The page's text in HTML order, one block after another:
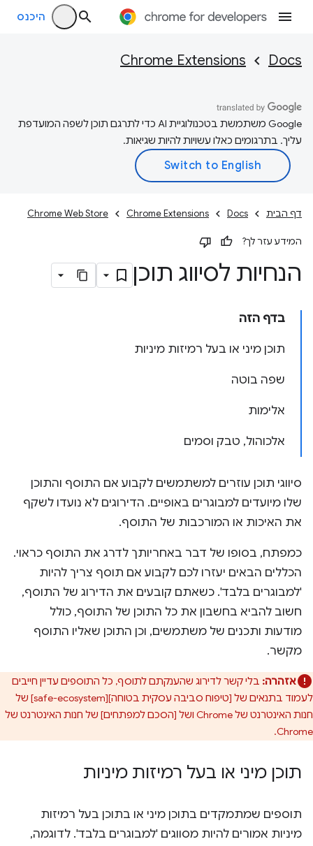
היכנס
Docs
Chrome Extensions
‫Google משתמשת בטכנולוגיית AI כדי לתרגם תוכן לשפה המועדפת
עליך. בתרגומים כאלו עשויות להיות שגיאות.
דף הבית Docs
Chrome Extensions
Chrome Web Store
המידע עזר לך?
הנחיות לסיווג תוכן
בדף הזה
תוכן מיני או בעל רמיזות מיניות
שפה בוטה
אלימות
אלכוהול, טבק וסמים
סיווגי תוכן עוזרים למשתמשים לקבוע אם התוסף והתוכן
שלו מיועדים למבוגרים באופיים. הדירוגים לא נועדו לשקף
את האיכות או המורכבות של התוסף.
כמפתח, בסופו של דבר באחריותך לדרג את התוסף כראוי.
הכללים הבאים יעזרו לכם לקבוע אם תוסף צריך להיות
'למבוגרים בלבד'. כשאתם קובעים את הדירוג של התוסף,
חשוב להביא בחשבון את כל התוכן של התוסף, כולל
מודעות ותכנים של משתמשים, וכן התוכן שאליו התוסף
מקשר.
אזהרה: בלי קשר לדירוג שהענקתם לתוסף, כל התוספים עדיין חייבים
לעמוד בתנאים של [טיפוח סביבה עסקית בטוחה][safe-ecosystem] של
חנות האינטרנט של Chrome ושל [הסכם למפתחים] של חנות האינטרנט של
Chrome.
תוכן מיני או בעל רמיזות מיניות
תוספים שמתמקדים בתוכן מיני או בתוכן בעל רמיזות
מיניות אמורים להיות מסווגים 'למבוגרים בלבד'. לדוגמה,